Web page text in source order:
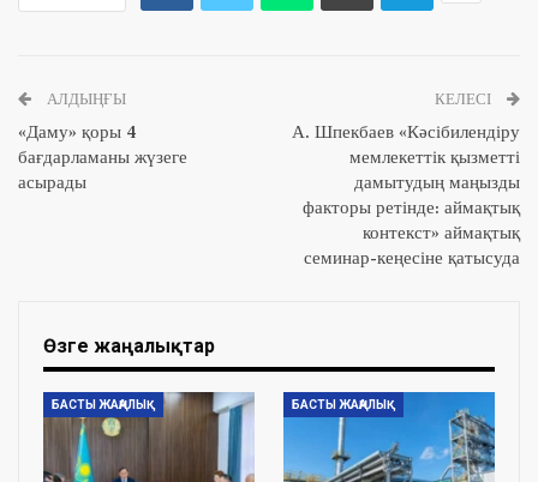
АЛДЫҢҒЫ
«Даму» қоры 4
бағдарламаны жүзеге
асырады
КЕЛЕСІ
А. Шпекбаев «Кәсібилендіру
мемлекеттік қызметті
дамытудың маңызды
факторы ретінде: аймақтық
контекст» аймақтық
семинар-кеңесіне қатысуда
Өзге жаңалықтар
БАСТЫ ЖАҢАЛЫҚ БАСТЫ ЖАҢАЛЫҚ